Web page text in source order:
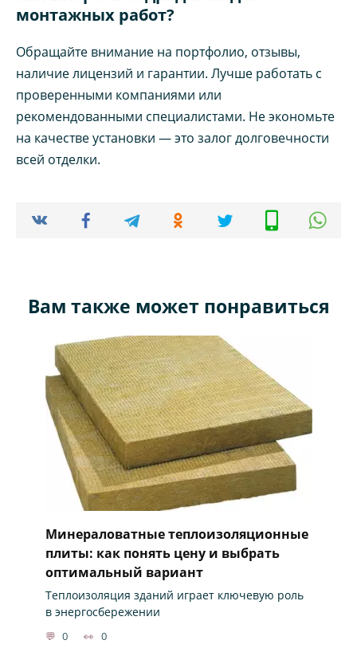
монтажных работ?
Обращайте внимание на портфолио, отзывы,
наличие лицензий и гарантии. Лучше работать с
проверенными компаниями или
рекомендованными специалистами. Не экономьте
на качестве установки — это залог долговечности
всей отделки.
Вам также может понравиться
Минераловатные теплоизоляционные
плиты: как понять цену и выбрать
оптимальный вариант
Теплоизоляция зданий играет ключевую роль
в энергосбережении
0 0